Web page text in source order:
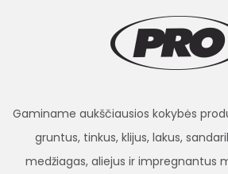
Gaminame aukščiausios kokybės
gruntus, tinkus, klijus, lakus,
medžiagas, aliejus ir impregnantus